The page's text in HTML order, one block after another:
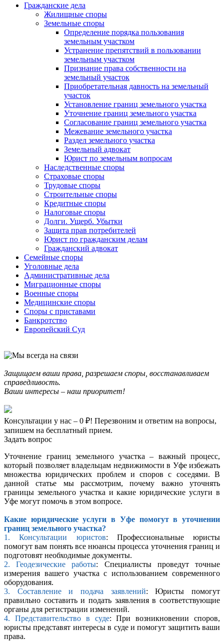
Гражданские дела
Жилищные споры
Земельные споры
Определение порядка пользования
земельным участком
Устранение препятствий в пользовании
земельным участком
Признание права собственности на
земельный участок
Приобретательная давность на земельный
участок
Установление границ земельного участка
Уточнение границ земельного участка
Согласование границ земельного участка
Межевание земельного участка
Раздел земельного участка
Земельный адвокат
Юрист по земельным вопросам
Наследственные споры
Страховые споры
Трудовые споры
Строительные споры
Кредитные споры
Налоговые споры
Долги. Ущерб. Убытки
Защита прав потребителей
Юрист по гражданским делам
Гражданский адвокат
Семейные споры
Уголовные дела
Административные дела
Миграционные споры
Военные споры
Медицинские споры
Споры с приставами
Банкротство
Европейский Суд
Защищаем ваши права, разрешаем споры, восстанавливаем
справедливость.
Ваши интересы – наш приоритет!
Консультации у нас – 0 ₽! Перезвоним и ответим на вопросы,
запишем на бесплатный прием.
Задать вопрос
Уточнение границ земельного участка – важный процесс,
который позволяет владельцам недвижимости в Уфе избежать
множества юридических проблем и споров с соседями. В
данной статье мы рассмотрим, почему важно уточнять
границы земельного участка и какие юридические услуги в
Уфе могут помочь в этом вопросе.
Какие юридические услуги в Уфе помогут в уточнении
границ земельного участка?
1. Консультации юристов: Профессиональные юристы
помогут вам понять все нюансы процесса уточнения границ и
подготовят необходимые документы.
2. Геодезические работы: Специалисты проведут точные
измерения вашего участка с использованием современного
оборудования.
3. Составление и подача заявлений: Юристы помогут
правильно составить и подать заявления в соответствующие
органы для регистрации изменений.
4. Представительство в суде: При возникновении споров,
юристы представят интересы в суде и помогут защитить ваши
права.